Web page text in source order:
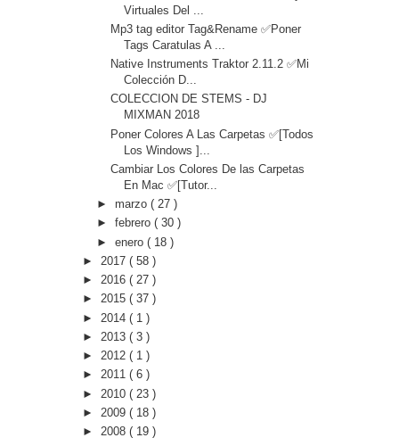
Virtuales Del ...
Mp3 tag editor Tag&Rename ✅Poner
Tags Caratulas A ...
Native Instruments Traktor 2.11.2 ✅Mi
Colección D...
COLECCION DE STEMS - DJ
MIXMAN 2018
Poner Colores A Las Carpetas ✅[Todos
Los Windows ]...
Cambiar Los Colores De las Carpetas
En Mac ✅[Tutor...
► marzo ( 27 )
► febrero ( 30 )
► enero ( 18 )
► 2017 ( 58 )
► 2016 ( 27 )
► 2015 ( 37 )
► 2014 ( 1 )
► 2013 ( 3 )
► 2012 ( 1 )
► 2011 ( 6 )
► 2010 ( 23 )
► 2009 ( 18 )
► 2008 ( 19 )